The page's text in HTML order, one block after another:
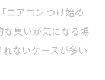
エアコン つけ始め
な臭いが気になる場
ないケースが多い